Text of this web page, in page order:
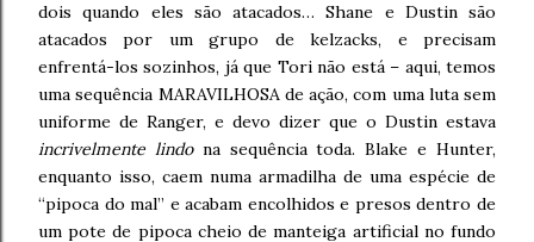
dois quando eles são atacados… Shane e Dustin são
atacados por um grupo de kelzacks, e precisam
enfrentá-los sozinhos, já que Tori não está – aqui, temos
uma sequência MARAVILHOSA de ação, com uma luta sem
uniforme de Ranger, e devo dizer que o Dustin estava
incrivelmente lindona sequência toda. Blake e Hunter,
enquanto isso, caem numa armadilha de uma espécie de
“pipoca do mal” e acabam encolhidos e presos dentro de
um pote de pipoca cheio de manteiga artificial no fundo